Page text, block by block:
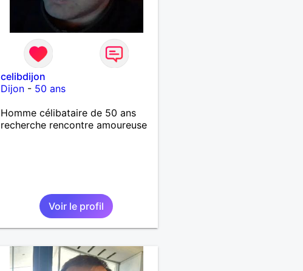
celibdijon
Dijon - 50 ans
Homme célibataire de 50 ans
recherche rencontre amoureuse
Voir le profil